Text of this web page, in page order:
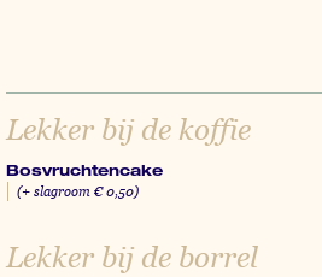
Lekker bij de koffie
Bosvruchtencake
(+ slagroom € 0,50)
Lekker bij de borrel